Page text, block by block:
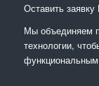
Оставить заявку
Мы объединяем
технологии,